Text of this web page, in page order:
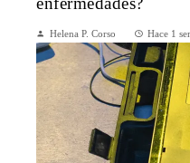
Helena P. Corso Hace 1